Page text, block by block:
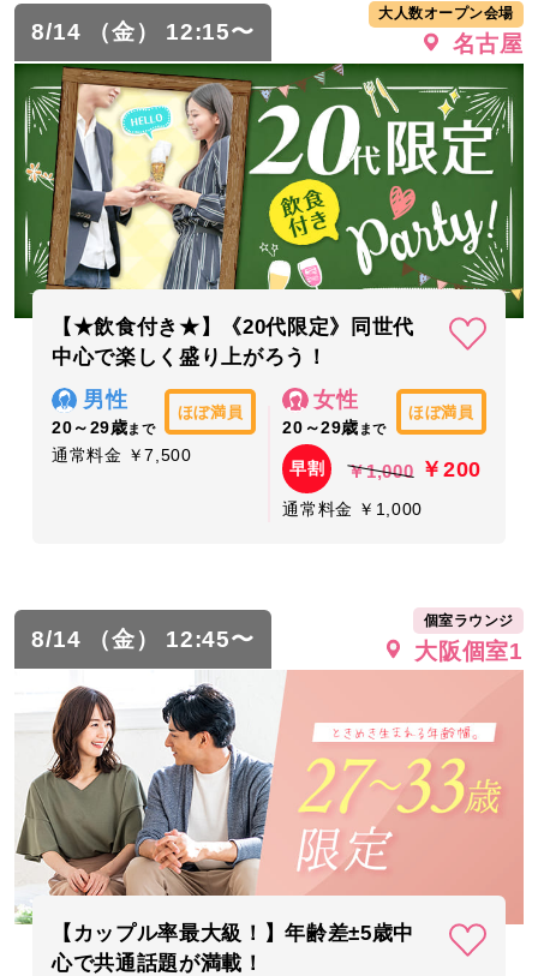
8/14 （金） 12:15〜
大人数オープン会場
名古屋
【★飲食付き★】《20代限定》同世代
中心で楽しく盛り上がろう！
男性
20～29歳まで
ほぼ満員
通常料金 ￥7,500
女性
20～29歳 まで
ほぼ満員
早割 ￥1,000 ￥200
通常料金 ￥1,000
8/14 （金） 12:45〜
個室ラウンジ
大阪個室1
【カップル率最大級！】年齢差±5歳中
心で共通話題が満載！